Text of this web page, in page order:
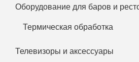
Оборудование для баров и
Термическая обработка
Телевизоры и аксессуары